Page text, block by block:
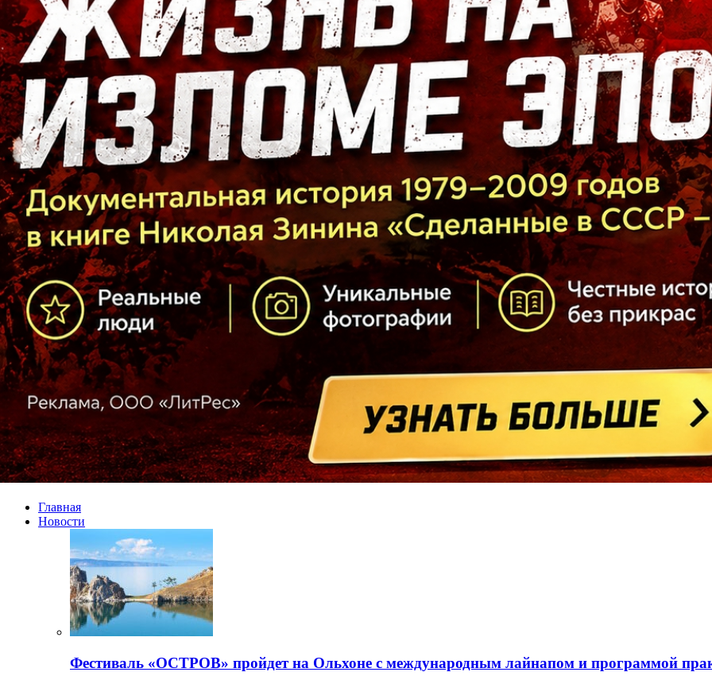
Главная
Новости
Фестиваль «ОСТРОВ» пройдет на Ольхоне с международным лайнапом и программой